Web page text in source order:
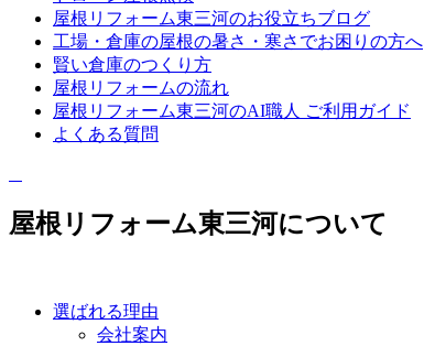
屋根リフォーム東三河のお役立ちブログ
工場・倉庫の屋根の暑さ・寒さでお困りの方へ
賢い倉庫のつくり方
屋根リフォームの流れ
屋根リフォーム東三河のAI職人 ご利用ガイド
よくある質問
屋根リフォーム東三河について
選ばれる理由
会社案内